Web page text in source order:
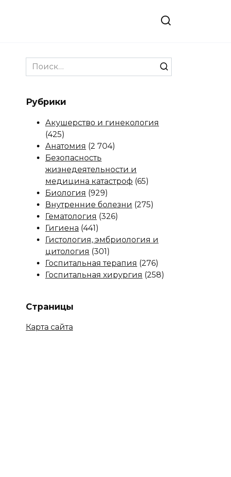
Search
for:
Рубрики
Акушерство и гинекология
(425)
Анатомия (2 704)
Безопасность
жизнедеятельности и
медицина катастроф (65)
Биология (929)
Внутренние болезни (275)
Гематология (326)
Гигиена (441)
Гистология, эмбриология и
цитология (301)
Госпитальная терапия (276)
Госпитальная хирургия (258)
Страницы
Карта сайта